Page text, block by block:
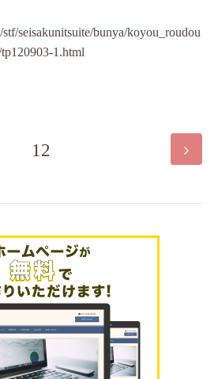
seisakunitsuite/bunya/koyou_roudou
1.html
12